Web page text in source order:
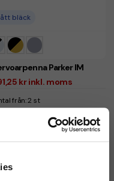
bläck
Parker IM
kr inkl. moms
från: 2 st